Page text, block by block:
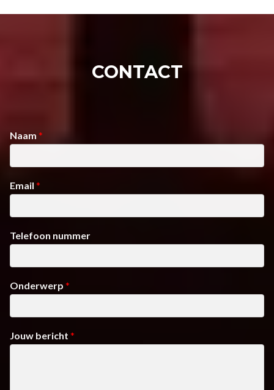
CONTACT
Naam *
Email *
Telefoon nummer
Onderwerp *
Jouw bericht *